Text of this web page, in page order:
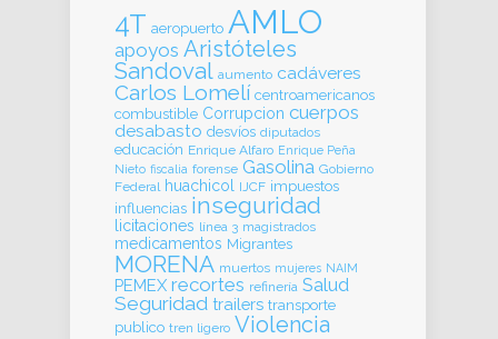
4T aeropuerto AMLO
apoyos Aristóteles
Sandoval aumento cadáveres
Carlos Lomelí centroamericanos
combustible Corrupcion cuerpos
desabasto desvíos diputados
educación Enrique Alfaro Enrique Peña
Nieto fiscalia forense Gasolina Gobierno
Federal huachicol IJCF impuestos
influencias inseguridad
licitaciones línea 3 magistrados
medicamentos Migrantes
MORENA muertos mujeres NAIM
PEMEX recortes refinería Salud
Seguridad trailers transporte
publico tren ligero Violencia